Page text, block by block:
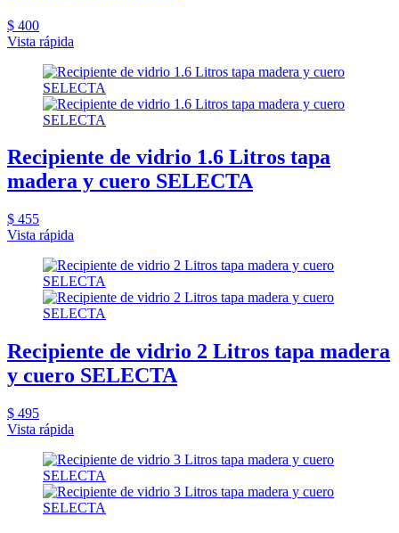
$ 400
Vista rápida
Recipiente de vidrio 1.6 Litros tapa
madera y cuero SELECTA
$ 455
Vista rápida
Recipiente de vidrio 2 Litros tapa madera
y cuero SELECTA
$ 495
Vista rápida